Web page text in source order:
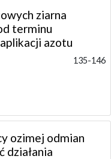
ziarna
terminu
azotu
135-146
ozimej odmian
działania